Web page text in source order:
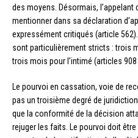
des moyens. Désormais, l’appelant
mentionner dans sa déclaration
expressément critiqués (article
sont particulièrement stricts : trois
trois mois pour l’intimé (articles 908
Le pourvoi en cassation, voie de
pas un troisième degré de
que la conformité de la décision
rejuger les faits. Le pourvoi doit